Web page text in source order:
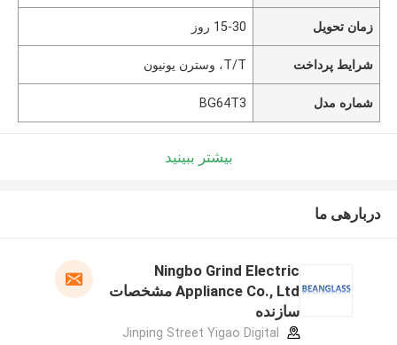
زمان تحویل 15-30 روز
شرایط پرداخت T/T، وسترن یونیون
شماره مدل BG64T3
بیشتر ببینید
دربارهی ما
Ningbo Grind Electric
Appliance Co., Ltd مشخصات
سازنده
Jinping Street Yigao Digital